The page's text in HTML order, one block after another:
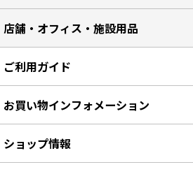
店舗・オフィス・施設用品
ご利用ガイド
お買い物インフォメーション
ショップ情報